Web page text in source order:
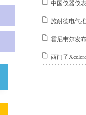
中国仪器仪
施耐德电气
霍尼韦尔发
西门子